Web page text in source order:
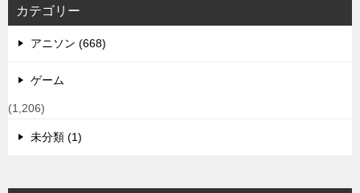
カテゴリー
アニソン (668)
ゲーム
(1,206)
未分類 (1)